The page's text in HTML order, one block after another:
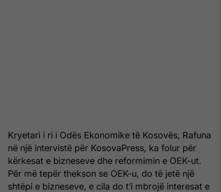
Kryetari i ri i Odës Ekonomike të Kosovës, Rafuna
në një intervistë për KosovaPress, ka folur për
kërkesat e bizneseve dhe reformimin e OEK-ut.
Për më tepër thekson se OEK-u, do të jetë një
shtëpi e bizneseve, e cila do t’i mbrojë interesat e